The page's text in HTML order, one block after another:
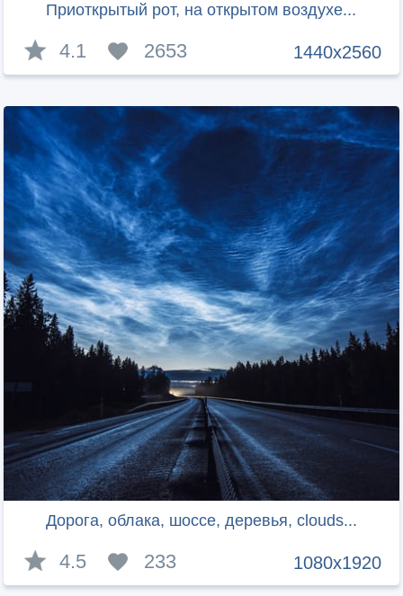
Приоткрытый рот, на открытом воздухе...
1440x2560
4.1 2653
Дорога, облака, шоссе, деревья, clouds...
1080x1920
4.5 233